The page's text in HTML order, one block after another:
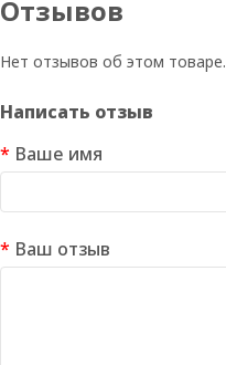
Отзывов
Нет отзывов об этом товаре.
Написать отзыв
Ваше имя
Ваш отзыв